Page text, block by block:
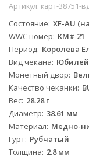
Артикул: карт-38751-
Состояние XF-AU
WWC номер KM# 21
Период Королева
Вид чекана
Монетный двор
Качество чеканки
Вес 28.28 г
Диаметр 38.61 мм
Материал Медно-
Гурт Рубчатый
Толщина 2.8 мм